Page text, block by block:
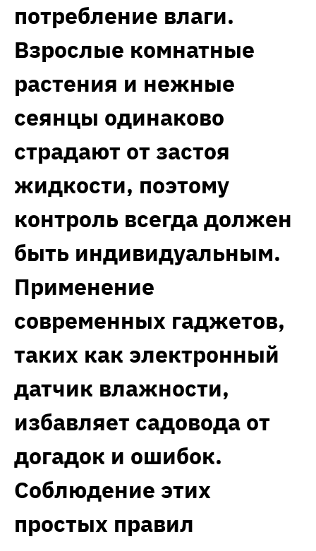
потребление влаги.
Взрослые комнатные
растения и нежные
сеянцы одинаково
страдают от застоя
жидкости, поэтому
контроль всегда должен
быть индивидуальным.
Применение
современных гаджетов,
таких как электронный
датчик влажности,
избавляет садовода от
догадок и ошибок.
Соблюдение этих
простых правил